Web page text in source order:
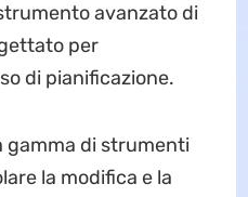
avanzato di
per
di pianificazione.
gamma di strumenti
la modifica e la